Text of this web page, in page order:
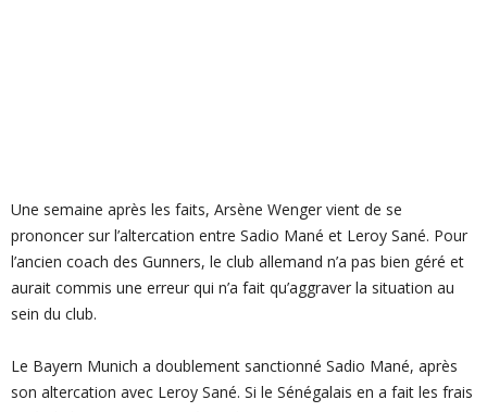
Une semaine après les faits, Arsène Wenger vient de se
prononcer sur l’altercation entre Sadio Mané et Leroy Sané. Pour
l’ancien coach des Gun­ners, le club allemand n’a pas bien géré et
aurait commis une erreur qui n’a fait qu’aggraver la situation au
sein du club.
Le Bayern Munich a doublement sanctionné Sadio Mané, après
son altercation avec Leroy Sané. Si le Sénégalais en a fait les frais